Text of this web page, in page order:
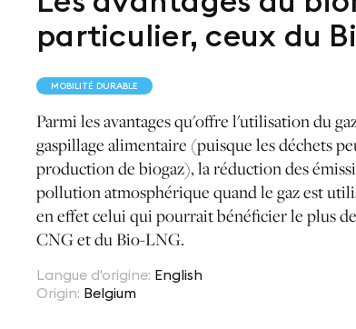
particulier, ceux du
MOBILITÉ DURABLE
Parmi les avantages qu'offre l'utilisation du
gaspillage alimentaire (puisque les déchets
production de biogaz), la réduction des
pollution atmosphérique quand le gaz est
en effet celui qui pourrait bénéficier le plus
CNG et du Bio-LNG.
Langue d'origine: English
Origin: Belgium